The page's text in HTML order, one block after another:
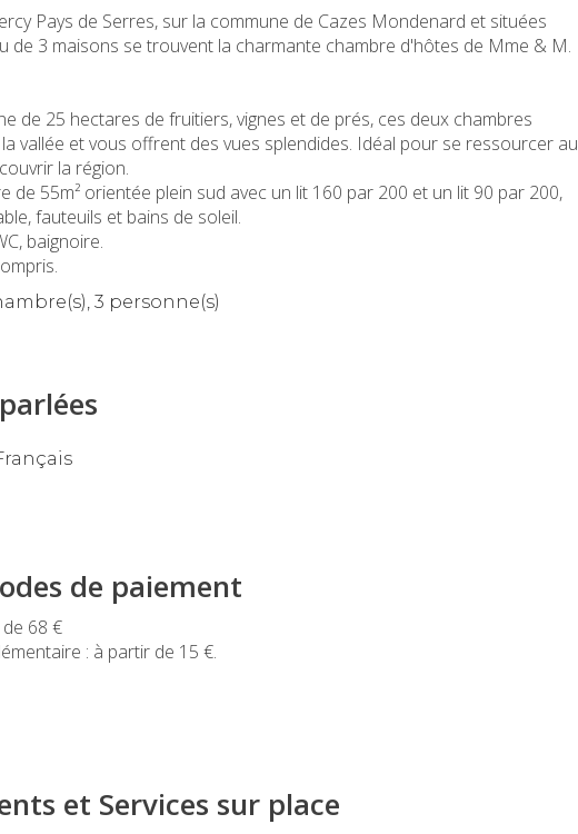
Pays de Serres, sur la commune de Cazes Mondenard et situées
de 3 maisons se trouvent la charmante chambre d'hôtes de Mme & M.
de 25 hectares de fruitiers, vignes et de prés, ces deux chambres
vallée et vous offrent des vues splendides. Idéal pour se ressourcer au
la région.
de 55m² orientée plein sud avec un lit 160 par 200 et un lit 90 par 200,
fauteuils et bains de soleil.
baignoire.
3 personne(s)
de paiement
68 €
: à partir de 15 €.
et Services sur place